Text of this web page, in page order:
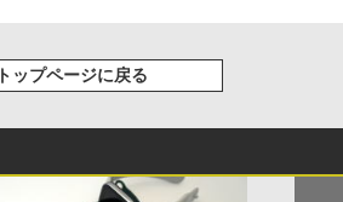
トップページに戻る